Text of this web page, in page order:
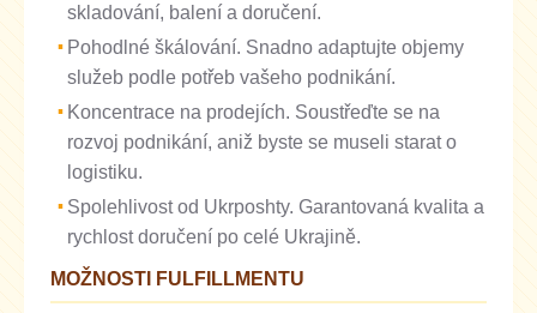
skladování, balení a doručení.
Pohodlné škálování. Snadno adaptujte objemy
služeb podle potřeb vašeho podnikání.
Koncentrace na prodejích. Soustřeďte se na
rozvoj podnikání, aniž byste se museli starat o
logistiku.
Spolehlivost od Ukrposhty. Garantovaná kvalita a
rychlost doručení po celé Ukrajině.
MOŽNOSTI FULFILLMENTU